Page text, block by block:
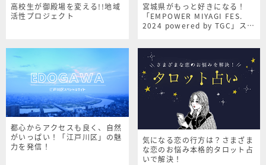
高校生が御殿場を変える!!地域
活性プロジェクト
宮城県がもっと好きになる！
「EMPOWER MIYAGI FES.
2024 powered by TGC」スペ
都心からアクセスも良く、自然
がいっぱい！「江戸川区」の魅
力を発信！
気になる恋の行方は？さまざま
な恋のお悩み本格的タロット占
いで解決！